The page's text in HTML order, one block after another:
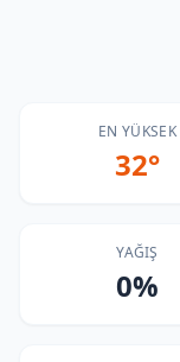
EN YÜKSEK
32°
YAĞIŞ
0%